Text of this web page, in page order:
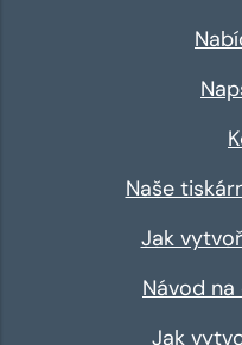
Naše
Jak
Návod
Jak